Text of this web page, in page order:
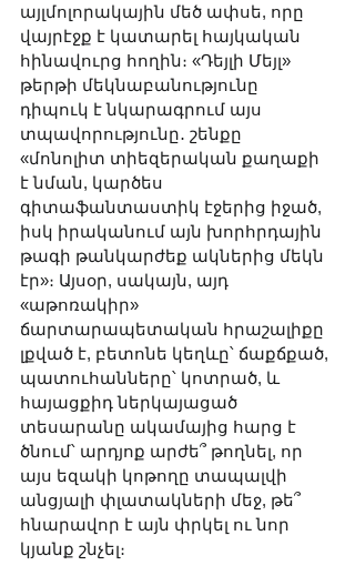
այլմոլորակային մեծ ափսե, որը
վայրէջք է կատարել հայկական
հինավուրց հողին։ «Դեյլի Մեյլ»
թերթի մեկնաբանությունը
դիպուկ է նկարագրում այս
տպավորությունը․ շենքը
«մոնոլիտ տիեզերական քաղաքի
է նման, կարծես
գիտաֆանտաստիկ էջերից իջած,
իսկ իրականում այն խորհրդային
թագի թանկարժեք ակներից մեկն
էր»։ Այսօր, սակայն, այդ
«աթոռակիր»
ճարտարապետական հրաշալիքը
լքված է, բետոնե կեղևը՝ ճաքճքած,
պատուհանները՝ կոտրած, և
հայացքիդ ներկայացած
տեսարանը ակամայից հարց է
ծնում՝ արդյոք արժե՞ թողնել, որ
այս եզակի կոթողը տապալվի
անցյալի փլատակների մեջ, թե՞
հնարավոր է այն փրկել ու նոր
կյանք շնչել։